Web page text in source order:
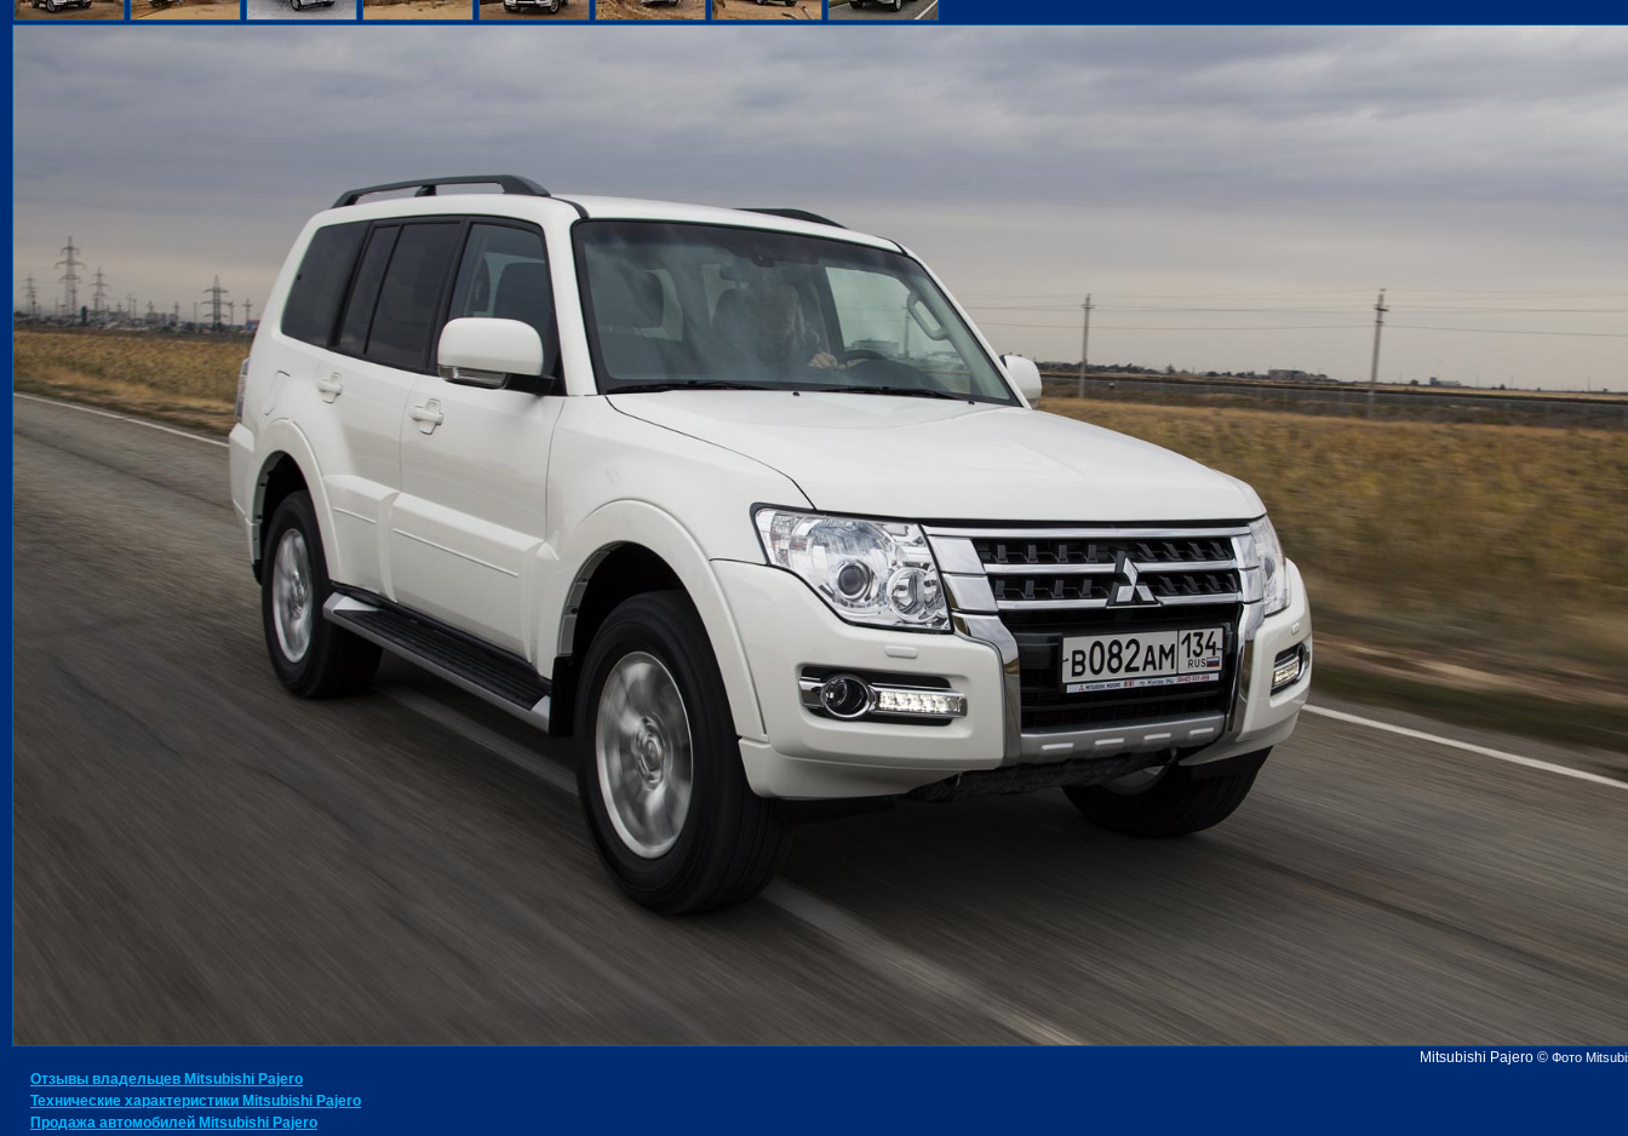
Mitsubishi Pajero © Фото
Отзывы владельцев Mitsubishi Pajero
Технические характеристики Mitsubishi Pajero
Продажа автомобилей Mitsubishi Pajero